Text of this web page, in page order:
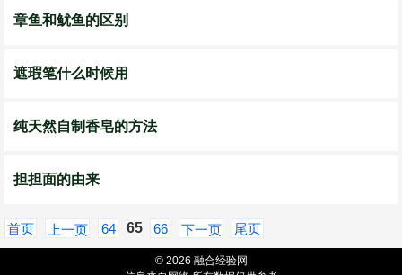
章鱼和鱿鱼的区别
遮瑕笔什么时候用
纯天然自制香皂的方法
担担面的由来
首页 上一页 64 65 66 下一页 尾页
© 2026 融合经验网